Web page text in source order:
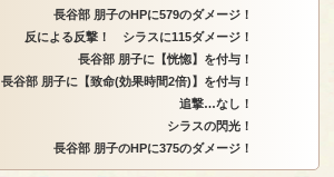
長谷部 朋子のHPに579のダメージ！
反による反撃！ シラスに115ダメージ！
長谷部 朋子に【恍惚】を付与！
長谷部 朋子に【致命(効果時間2倍)】を付与！
追撃…なし！
シラスの閃光！
長谷部 朋子のHPに375のダメージ！